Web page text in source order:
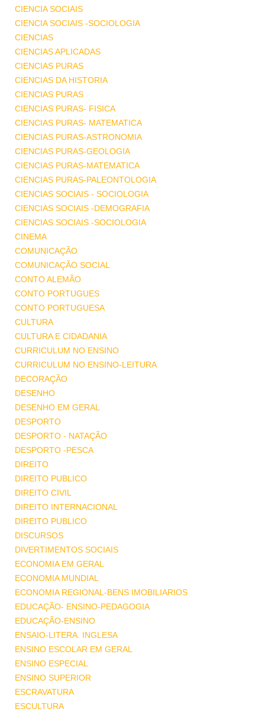
CIENCIA SOCIAIS
CIENCIA SOCIAIS -SOCIOLOGIA
CIENCIAS
CIENCIAS APLICADAS
CIENCIAS PURAS
CIENCIAS DA HISTORIA
CIENCIAS PURAS
CIENCIAS PURAS- FISICA
CIENCIAS PURAS- MATEMATICA
CIENCIAS PURAS-ASTRONOMIA
CIENCIAS PURAS-GEOLOGIA
CIENCIAS PURAS-MATEMATICA
CIENCIAS PURAS-PALEONTOLOGIA
CIENCIAS SOCIAIS - SOCIOLOGIA
CIENCIAS SOCIAIS -DEMOGRAFIA
CIENCIAS SOCIAIS -SOCIOLOGIA
CINEMA
COMUNICAÇÃO
COMUNICAÇÃO SOCIAL
CONTO ALEMÃO
CONTO PORTUGUES
CONTO PORTUGUESA
CULTURA
CULTURA E CIDADANIA
CURRICULUM NO ENSINO
CURRICULUM NO ENSINO-LEITURA
DECORAÇÃO
DESENHO
DESENHO EM GERAL
DESPORTO
DESPORTO - NATAÇÃO
DESPORTO -PESCA
DIREITO
DIREITO PUBLICO
DIREITO CIVIL
DIREITO INTERNACIONAL
DIREITO PUBLICO
DISCURSOS
DIVERTIMENTOS SOCIAIS
ECONOMIA EM GERAL
ECONOMIA MUNDIAL
ECONOMIA REGIONAL-BENS IMOBILIARIOS
EDUCAÇÃO- ENSINO-PEDAGOGIA
EDUCAÇÃO-ENSINO
ENSAIO-LITERA. INGLESA
ENSINO ESCOLAR EM GERAL
ENSINO ESPECIAL
ENSINO SUPERIOR
ESCRAVATURA
ESCULTURA